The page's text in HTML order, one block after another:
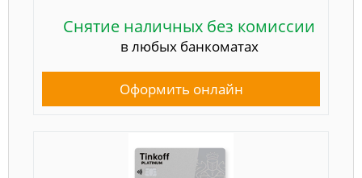
Снятие наличных без комиссии
в любых банкоматах
Оформить онлайн